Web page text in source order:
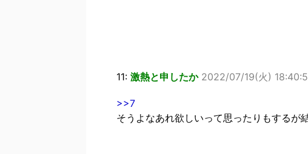
11: 激熱と申したか 2022/07/19(火)
>>7
そうよなあれ欲しいって思ったりもするが